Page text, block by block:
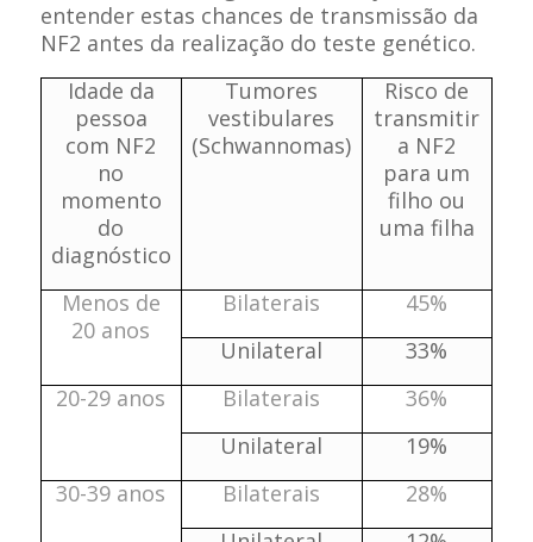
entender estas chances de transmissão da
NF2 antes da realização do teste genético.
Idade da
pessoa
com NF2
no
momento
do
diagnóstico
Tumores
vestibulares
(Schwannomas)
Risco de
transmitir
a NF2
para um
filho ou
uma filha
Menos de
20 anos
Bilaterais
45%
Unilateral
33%
20-29 anos
Bilaterais
36%
Unilateral
19%
30-39 anos
Bilaterais
28%